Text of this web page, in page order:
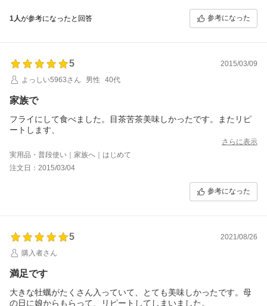
1人が参考になったと回答 参考になった
5
2015/03/09
よっしい5963さん
男性 40代
家族で
フライにして食べました。目茶苦茶美味しかったです。またリピ
ートします、
さらに表示
実用品・普段使い｜家族へ｜はじめて
注文日：2015/03/04
参考になった
5
2021/08/26
購入者さん
満足です
大きな牡蠣がたくさん入っていて、とても美味しかったです。母
の日に娘からもらって、リピートしてしまいました。